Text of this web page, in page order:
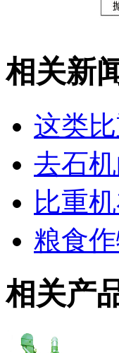
相关新
这类
去石
比重
粮食
相关产